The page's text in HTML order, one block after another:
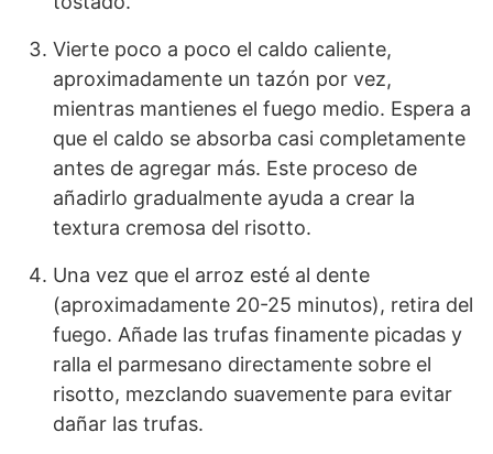
Vierte poco a poco el caldo caliente,
aproximadamente un tazón por vez,
mientras mantienes el fuego medio. Espera a
que el caldo se absorba casi completamente
antes de agregar más. Este proceso de
añadirlo gradualmente ayuda a crear la
textura cremosa del risotto.
Una vez que el arroz esté al dente
(aproximadamente 20-25 minutos), retira del
fuego. Añade las trufas finamente picadas y
ralla el parmesano directamente sobre el
risotto, mezclando suavemente para evitar
dañar las trufas.